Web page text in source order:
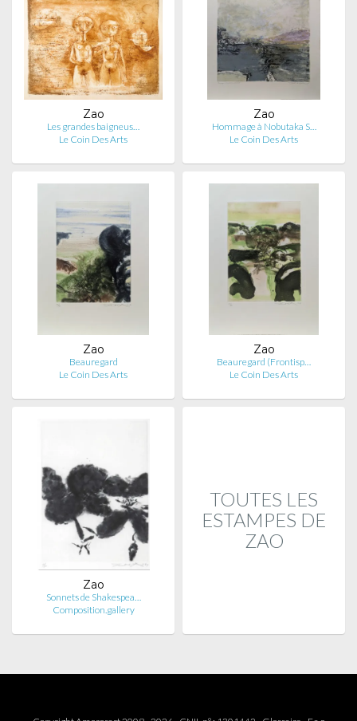
Zao
Les grandes baigneus…
Le Coin Des Arts
Zao
Hommage à Nobutaka S…
Le Coin Des Arts
Zao
Beauregard
Le Coin Des Arts
Zao
Beauregard (Frontisp…
Le Coin Des Arts
Zao
Sonnets de Shakespea…
Composition.gallery
TOUTES LES
ESTAMPES DE
ZAO